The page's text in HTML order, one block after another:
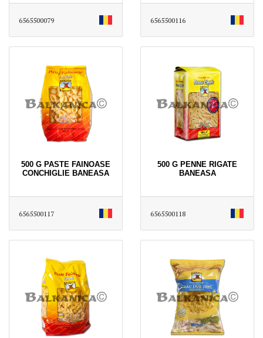
6565500079 6565500116
500 G PASTE FAINOASE
CONCHIGLIE BANEASA
6565500117
500 G PENNE RIGATE
BANEASA
6565500118